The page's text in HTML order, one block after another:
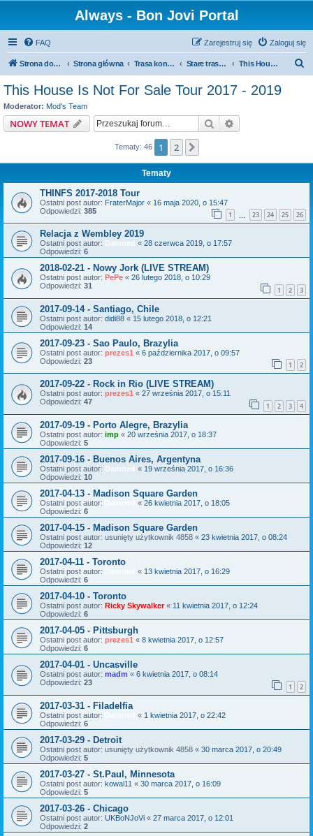
Always - Bon Jovi Portal
FAQ Zaloguj się
Zarejestruj się
Strona domowa Strona główna Trasa koncertowa Stare trasy koncertowe This House Is Not For Sale Tour 2017 - 2019
This House Is Not For Sale Tour 2017 - 2019
Moderator: Mod's Team
NOWY TEMAT Szukaj
Tematy: 46 1 2
Tematy
THINFS 2017-2018 Tour
Ostatni post autor: FraterMajor « 16 maja 2020, o 15:47
Odpowiedzi: 385 1 23 24 25 26
Relacja z Wembley 2019
Ostatni post autor: Damned « 28 czerwca 2019, o 17:57
Odpowiedzi: 6
2018-02-21 - Nowy Jork (LIVE STREAM)
Ostatni post autor: PePe « 26 lutego 2018, o 10:29
Odpowiedzi: 31 1 2 3
2017-09-14 - Santiago, Chile
Ostatni post autor: didi88 « 15 lutego 2018, o 12:21
Odpowiedzi: 14
2017-09-23 - Sao Paulo, Brazylia
Ostatni post autor: prezes1 « 6 października 2017, o 09:57
Odpowiedzi: 23 1 2
2017-09-22 - Rock in Rio (LIVE STREAM)
Ostatni post autor: prezes1 « 27 września 2017, o 15:11
Odpowiedzi: 47 1 2 3 4
2017-09-19 - Porto Alegre, Brazylia
Ostatni post autor: imp « 20 września 2017, o 18:37
Odpowiedzi: 5
2017-09-16 - Buenos Aires, Argentyna
Ostatni post autor: Damned « 19 września 2017, o 16:36
Odpowiedzi: 10
2017-04-13 - Madison Square Garden
Ostatni post autor: « 26 kwietnia 2017, o 18:05
Odpowiedzi: 6
2017-04-15 - Madison Square Garden
Ostatni post autor: usunięty użytkownik 4858 « 23 kwietnia 2017, o 08:24
Odpowiedzi: 12
2017-04-11 - Toronto
Ostatni post autor: « 13 kwietnia 2017, o 16:29
Odpowiedzi: 6
2017-04-10 - Toronto
Ostatni post autor: Ricky Skywalker« 11 kwietnia 2017, o 12:24
Odpowiedzi: 6
2017-04-05 - Pittsburgh
Ostatni post autor: prezes1 « 8 kwietnia 2017, o 12:57
Odpowiedzi: 6
2017-04-01 - Uncasville
Ostatni post autor: madm « 6 kwietnia 2017, o 08:14
Odpowiedzi: 23 1 2
2017-03-31 - Filadelfia
Ostatni post autor: « 1 kwietnia 2017, o 22:42
Odpowiedzi: 6
2017-03-29 - Detroit
Ostatni post autor: usunięty użytkownik 4858 « 30 marca 2017, o 20:49
Odpowiedzi: 5
2017-03-27 - St.Paul, Minnesota
Ostatni post autor: kowal11 « 30 marca 2017, o 16:09
Odpowiedzi: 5
2017-03-26 - Chicago
Ostatni post autor: UKBoNJoVi « 27 marca 2017, o 12:01
Odpowiedzi: 2